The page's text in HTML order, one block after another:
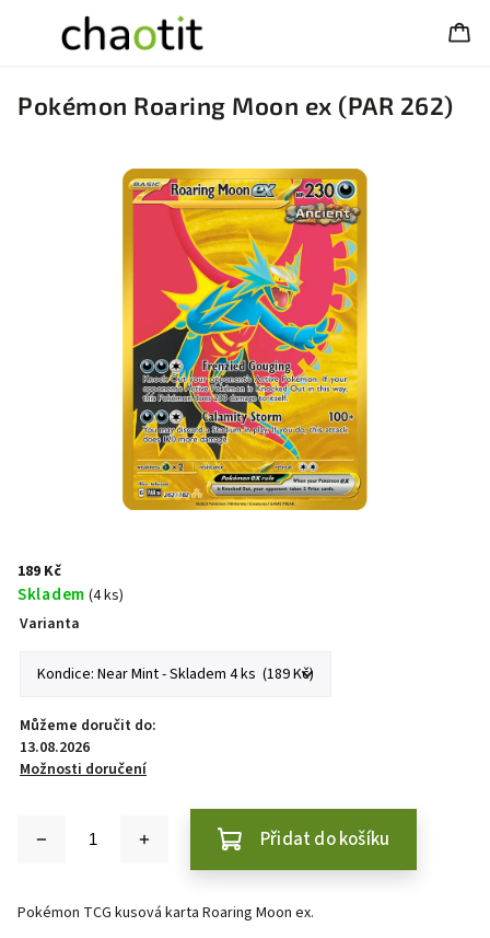
Pokémon Roaring Moon ex (PAR 262)
189 Kč
Skladem (4 ks)
Varianta
Můžeme doručit do:
13.08.2026
Možnosti doručení
Přidat do košíku
Pokémon TCG kusová karta Roaring Moon ex.